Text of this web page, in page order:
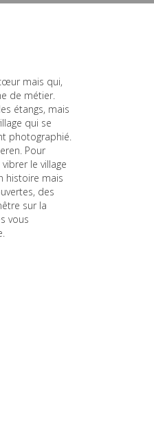
mais qui,
de métier.
étangs, mais
qui se
photographié.
Pour
le village
histoire mais
des
sur la
vous